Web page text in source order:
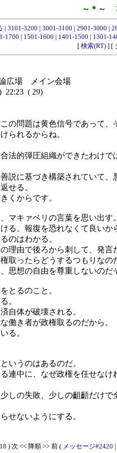
～＊～
| 3101-3200 | 3001-3100 | 2901-3000 |
1700 | 1501-1600 | 1401-1500 | 1301-
[ 検索(RT)] [
広場 メイン会場
22:23 ( 29)
の問題は黄色信号であって、
られるからね。
法的弾圧組織ができたわけで
説に基づき構築されていて、
せる。
くからです。
マキァベリの言葉を思い出す。
る。報復を恐れなくて良いか
のはわかる。
理由で後ろから刺して、発言
取ったらどうするつもりなの
思想の自由を尊重しないのだ
とるのこと。
。
自体が破壊される。
働き者が政権取るのだから。
る。
いうのはあるのだ。
連中に、なぜ政権を任せなけ
しの失敗、少しの齟齬だけで
せないようにする。
) 次 << 降順 >> 前 ( メッセージ#2420 |